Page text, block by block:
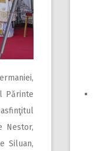
Părinte
Nestor,
Siluan,